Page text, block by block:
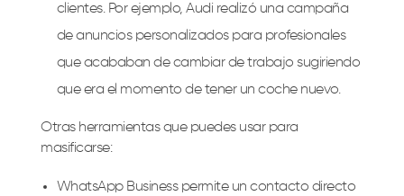
clientes. Por ejemplo, Audi realizó una campaña
de anuncios personalizados para profesionales
que acababan de cambiar de trabajo sugiriendo
que era el momento de tener un coche nuevo.
Otras herramientas que puedes usar para
masificarse:
WhatsApp Business permite un contacto directo